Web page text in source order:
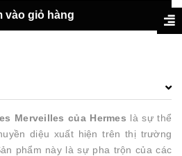
vào giỏ hàng
Merveilles của Hermes là sự thể
diệu xuất hiện trên thị trường
phẩm này là sự pha trộn của các